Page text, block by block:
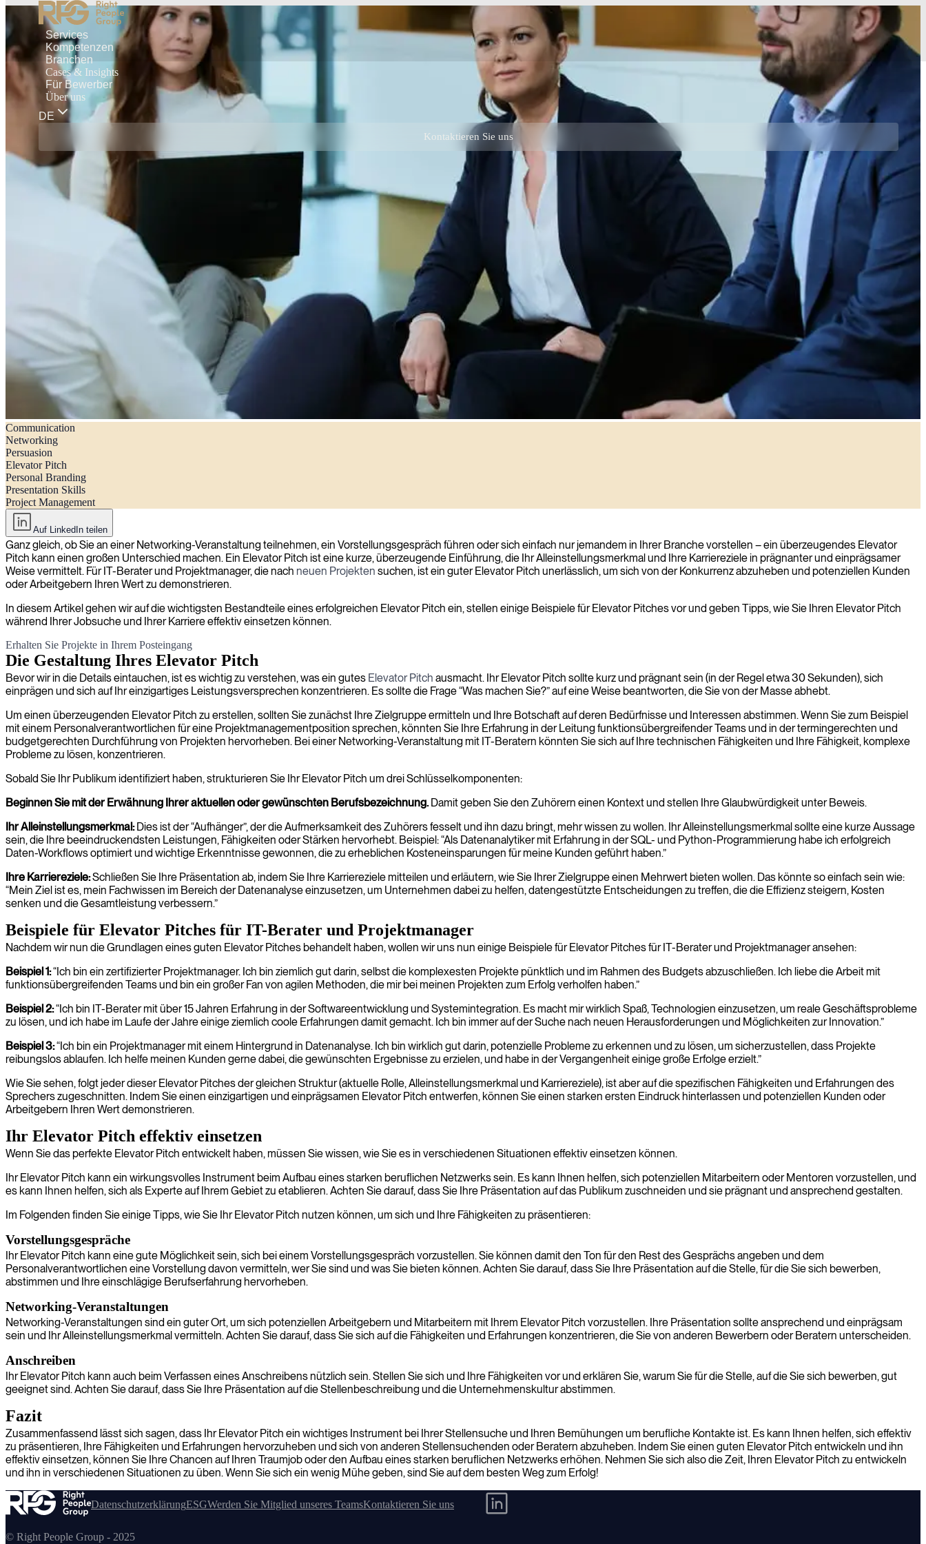
Services
Kompetenzen
Branchen
Cases & Insights
Für Bewerber
Über uns
DE
Kontaktieren Sie uns
Wie man sich wie ein Profi präsentiert: Elevator Pitch-Tipps für IT-Berater und Projektmanager
Communication
Networking
Persuasion
Elevator Pitch
Personal Branding
Presentation Skills
Project Management
Auf LinkedIn teilen
Ganz gleich, ob Sie an einer Networking-Veranstaltung teilnehmen, ein Vorstellungsgespräch führen oder sich einfach nur jemandem in Ihrer Branche vorstellen – ein überzeugendes Elevator
Pitch kann einen großen Unterschied machen. Ein Elevator Pitch ist eine kurze, überzeugende Einführung, die Ihr Alleinstellungsmerkmal und Ihre Karriereziele in prägnanter und einprägsamer
Weise vermittelt. Für IT-Berater und Projektmanager, die nach neuen Projekten suchen, ist ein guter Elevator Pitch unerlässlich, um sich von der Konkurrenz abzuheben und potenziellen Kunden
oder Arbeitgebern Ihren Wert zu demonstrieren.
In diesem Artikel gehen wir auf die wichtigsten Bestandteile eines erfolgreichen Elevator Pitch ein, stellen einige Beispiele für Elevator Pitches vor und geben Tipps, wie Sie Ihren Elevator Pitch
während Ihrer Jobsuche und Ihrer Karriere effektiv einsetzen können.
Erhalten Sie Projekte in Ihrem Posteingang
Die Gestaltung Ihres Elevator Pitch
Bevor wir in die Details eintauchen, ist es wichtig zu verstehen, was ein gutes Elevator Pitch ausmacht. Ihr Elevator Pitch sollte kurz und prägnant sein (in der Regel etwa 30 Sekunden), sich
einprägen und sich auf Ihr einzigartiges Leistungsversprechen konzentrieren. Es sollte die Frage “Was machen Sie?” auf eine Weise beantworten, die Sie von der Masse abhebt.
Um einen überzeugenden Elevator Pitch zu erstellen, sollten Sie zunächst Ihre Zielgruppe ermitteln und Ihre Botschaft auf deren Bedürfnisse und Interessen abstimmen. Wenn Sie zum Beispiel
mit einem Personalverantwortlichen für eine Projektmanagementposition sprechen, könnten Sie Ihre Erfahrung in der Leitung funktionsübergreifender Teams und in der termingerechten und
budgetgerechten Durchführung von Projekten hervorheben. Bei einer Networking-Veranstaltung mit IT-Beratern könnten Sie sich auf Ihre technischen Fähigkeiten und Ihre Fähigkeit, komplexe
Probleme zu lösen, konzentrieren.
Sobald Sie Ihr Publikum identifiziert haben, strukturieren Sie Ihr Elevator Pitch um drei Schlüsselkomponenten:
Beginnen Sie mit der Erwähnung Ihrer aktuellen oder gewünschten Berufsbezeichnung.Damit geben Sie den Zuhörern einen Kontext und stellen Ihre Glaubwürdigkeit unter Beweis.
Ihr Alleinstellungsmerkmal:Dies ist der “Aufhänger”, der die Aufmerksamkeit des Zuhörers fesselt und ihn dazu bringt, mehr wissen zu wollen. Ihr Alleinstellungsmerkmal sollte eine kurze Aussage
sein, die Ihre beeindruckendsten Leistungen, Fähigkeiten oder Stärken hervorhebt. Beispiel: “Als Datenanalytiker mit Erfahrung in der SQL- und Python-Programmierung habe ich erfolgreich
Daten-Workflows optimiert und wichtige Erkenntnisse gewonnen, die zu erheblichen Kosteneinsparungen für meine Kunden geführt haben.”
Ihre Karriereziele:Schließen Sie Ihre Präsentation ab, indem Sie Ihre Karriereziele mitteilen und erläutern, wie Sie Ihrer Zielgruppe einen Mehrwert bieten wollen. Das könnte so einfach sein wie:
“Mein Ziel ist es, mein Fachwissen im Bereich der Datenanalyse einzusetzen, um Unternehmen dabei zu helfen, datengestützte Entscheidungen zu treffen, die die Effizienz steigern, Kosten
senken und die Gesamtleistung verbessern.”
Beispiele für Elevator Pitches für IT-Berater und Projektmanager
Nachdem wir nun die Grundlagen eines guten Elevator Pitches behandelt haben, wollen wir uns nun einige Beispiele für Elevator Pitches für IT-Berater und Projektmanager ansehen:
Beispiel 1:“Ich bin ein zertifizierter Projektmanager. Ich bin ziemlich gut darin, selbst die komplexesten Projekte pünktlich und im Rahmen des Budgets abzuschließen. Ich liebe die Arbeit mit
funktionsübergreifenden Teams und bin ein großer Fan von agilen Methoden, die mir bei meinen Projekten zum Erfolg verholfen haben.”
Beispiel 2:“Ich bin IT-Berater mit über 15 Jahren Erfahrung in der Softwareentwicklung und Systemintegration. Es macht mir wirklich Spaß, Technologien einzusetzen, um reale Geschäftsprobleme
zu lösen, und ich habe im Laufe der Jahre einige ziemlich coole Erfahrungen damit gemacht. Ich bin immer auf der Suche nach neuen Herausforderungen und Möglichkeiten zur Innovation.”
Beispiel 3:“Ich bin ein Projektmanager mit einem Hintergrund in Datenanalyse. Ich bin wirklich gut darin, potenzielle Probleme zu erkennen und zu lösen, um sicherzustellen, dass Projekte
reibungslos ablaufen. Ich helfe meinen Kunden gerne dabei, die gewünschten Ergebnisse zu erzielen, und habe in der Vergangenheit einige große Erfolge erzielt.”
Wie Sie sehen, folgt jeder dieser Elevator Pitches der gleichen Struktur (aktuelle Rolle, Alleinstellungsmerkmal und Karriereziele), ist aber auf die spezifischen Fähigkeiten und Erfahrungen des
Sprechers zugeschnitten. Indem Sie einen einzigartigen und einprägsamen Elevator Pitch entwerfen, können Sie einen starken ersten Eindruck hinterlassen und potenziellen Kunden oder
Arbeitgebern Ihren Wert demonstrieren.
Ihr Elevator Pitch effektiv einsetzen
Wenn Sie das perfekte Elevator Pitch entwickelt haben, müssen Sie wissen, wie Sie es in verschiedenen Situationen effektiv einsetzen können.
Ihr Elevator Pitch kann ein wirkungsvolles Instrument beim Aufbau eines starken beruflichen Netzwerks sein. Es kann Ihnen helfen, sich potenziellen Mitarbeitern oder Mentoren vorzustellen, und
es kann Ihnen helfen, sich als Experte auf Ihrem Gebiet zu etablieren. Achten Sie darauf, dass Sie Ihre Präsentation auf das Publikum zuschneiden und sie prägnant und ansprechend gestalten.
Im Folgenden finden Sie einige Tipps, wie Sie Ihr Elevator Pitch nutzen können, um sich und Ihre Fähigkeiten zu präsentieren:
Vorstellungsgespräche
Ihr Elevator Pitch kann eine gute Möglichkeit sein, sich bei einem Vorstellungsgespräch vorzustellen. Sie können damit den Ton für den Rest des Gesprächs angeben und dem
Personalverantwortlichen eine Vorstellung davon vermitteln, wer Sie sind und was Sie bieten können. Achten Sie darauf, dass Sie Ihre Präsentation auf die Stelle, für die Sie sich bewerben,
abstimmen und Ihre einschlägige Berufserfahrung hervorheben.
Networking-Veranstaltungen
Networking-Veranstaltungen sind ein guter Ort, um sich potenziellen Arbeitgebern und Mitarbeitern mit Ihrem Elevator Pitch vorzustellen. Ihre Präsentation sollte ansprechend und einprägsam
sein und Ihr Alleinstellungsmerkmal vermitteln. Achten Sie darauf, dass Sie sich auf die Fähigkeiten und Erfahrungen konzentrieren, die Sie von anderen Bewerbern oder Beratern unterscheiden.
Anschreiben
Ihr Elevator Pitch kann auch beim Verfassen eines Anschreibens nützlich sein. Stellen Sie sich und Ihre Fähigkeiten vor und erklären Sie, warum Sie für die Stelle, auf die Sie sich bewerben, gut
geeignet sind. Achten Sie darauf, dass Sie Ihre Präsentation auf die Stellenbeschreibung und die Unternehmenskultur abstimmen.
Fazit
Zusammenfassend lässt sich sagen, dass Ihr Elevator Pitch ein wichtiges Instrument bei Ihrer Stellensuche und Ihren Bemühungen um berufliche Kontakte ist. Es kann Ihnen helfen, sich effektiv
zu präsentieren, Ihre Fähigkeiten und Erfahrungen hervorzuheben und sich von anderen Stellensuchenden oder Beratern abzuheben. Indem Sie einen guten Elevator Pitch entwickeln und ihn
effektiv einsetzen, können Sie Ihre Chancen auf Ihren Traumjob oder den Aufbau eines starken beruflichen Netzwerks erhöhen. Nehmen Sie sich also die Zeit, Ihren Elevator Pitch zu entwickeln
und ihn in verschiedenen Situationen zu üben. Wenn Sie sich ein wenig Mühe geben, sind Sie auf dem besten Weg zum Erfolg!
DatenschutzerklärungESGWerden Sie Mitglied unseres TeamsKontaktieren Sie uns
© Right People Group - 2025